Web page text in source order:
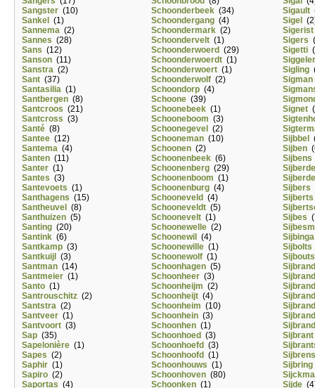
Sangster (10)
Sankel
(1)
Sannema (2)
Sannes (28)
Sans (12)
Sanson (11)
Sanstra (2)
Sant (37)
Santasilia (1)
Santbergen (8)
Santcroos (21)
Santcross (3)
Santé (8)
Santee (12)
Santema (4)
Santen (11)
Santer (1)
Santes (3)
Santevoets (1)
Santhagens (15)
Santheuvel
(8)
Santhuizen (5)
Santing (20)
Santink (6)
Santkamp (3)
Santkuijl
(3)
Santman (14)
Santmeier (1)
Santo (1)
Santrouschitz (2)
Santstra (2)
Santveer (1)
Santvoort (3)
Sap (35)
Sapelonière (1)
Sapes (2)
Saphir (1)
Sapiro (2)
Saportas (4)
Schoonderbeek (34)
Schoondergang (4)
Schoondermark (2)
Schoondervelt (1)
Schoonderwoerd (29)
Schoonderwoerdt (1)
Schoonderwoert (1)
Schoonderwolf (2)
Schoondorp (4)
Schoone (39)
Schoonebeek (1)
Schooneboom (3)
Schoonegevel
(2)
Schooneman (10)
Schoonen (2)
Schoonenbeek (6)
Schoonenberg (29)
Schoonenboom (1)
Schoonenburg (4)
Schooneveld (4)
Schooneveldt (5)
Schoonevelt (1)
Schoonewelle (2)
Schoonewil
(4)
Schoonewille (1)
Schoonewolf (1)
Schoonhagen (5)
Schoonheer (3)
Schoonheijm (2)
Schoonheijt (4)
Schoonheim (10)
Schoonhein (3)
Schoonhen (1)
Schoonhoed (3)
Schoonhoefd (3)
Schoonhoofd (1)
Schoonhouws (1)
Schoonhoven (80)
Schoonken (1)
Sigault
Sigel
Sigerist
Sigers
Sigetti
Siggeler
Sigling
Sigman
Signet
Sijbbel
Sijben
Sijbens
Sijberde
Sijbers
Sijberts
Sijbes
Sijbinga
Sijbolts
Sijbouts
Sijbrant
Sijbrens
Sijbring
Sijde